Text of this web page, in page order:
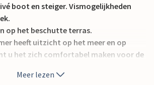
boot en steiger. Vismogelijkheden
op het beschutte terras.
heeft uitzicht op het meer en op
u het zich comfortabel maken voor de
met goede bedden. Toegang
Meer lezen